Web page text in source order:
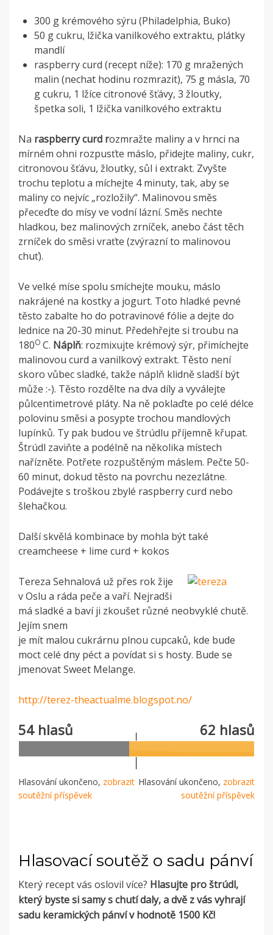
300 g krémového sýru (Philadelphia, Buko)
50 g cukru, lžička vanilkového extraktu, plátky
mandlí
raspberry curd (recept níže): 170 g mražených
malin (nechat hodinu rozmrazit), 75 g másla, 70
g cukru, 1 lžíce citronové šťávy, 3 žloutky,
špetka soli, 1 lžička vanilkového extraktu
Na raspberry curd rozmražte maliny a v hrnci na
mírném ohni rozpusťte máslo, přidejte maliny, cukr,
citronovou šťávu, žloutky, sůl i extrakt. Zvyšte
trochu teplotu a míchejte 4 minuty, tak, aby se
maliny co nejvíc „rozložily“. Malinovou směs
přeceďte do mísy ve vodní lázní. Směs nechte
hladkou, bez malinových zrníček, anebo část těch
zrníček do směsi vraťte (zvýrazní to malinovou
chuť).
Ve velké míse spolu smíchejte mouku, máslo
nakrájené na kostky a jogurt. Toto hladké pevné
těsto zabalte ho do potravinové fólie a dejte do
lednice na 20-30 minut. Předehřejte si troubu na
180O C. Náplň: rozmixujte krémový sýr, přimíchejte
malinovou curd a vanilkový extrakt. Těsto není
skoro vůbec sladké, takže náplň klidně sladší být
může :-). Těsto rozdělte na dva díly a vyválejte
půlcentimetrové pláty. Na ně poklaďte po celé délce
polovinu směsi a posypte trochou mandlových
lupínků. Ty pak budou ve štrúdlu příjemně křupat.
Štrúdl zaviňte a podélně na několika místech
nařízněte. Potřete rozpuštěným máslem. Pečte 50-
60 minut, dokud těsto na povrchu nezezlátne.
Podávejte s troškou zbylé raspberry curd nebo
šlehačkou.
Další skvělá kombinace by mohla být také
creamcheese + lime curd + kokos
Tereza Sehnalová už přes rok žije
v Oslu a ráda peče a vaří. Nejradši
má sladké a baví ji zkoušet různé neobvyklé chutě.
Jejím snem
je mít malou cukrárnu plnou cupcaků, kde bude
moct celé dny péct a povídat si s hosty. Bude se
jmenovat Sweet Melange.
http://terez-theactualme.blogspot.no/
54 hlasů 62 hlasů
Hlasování ukončeno, zobrazit
soutěžní příspěvek
Hlasování ukončeno, zobrazit
soutěžní příspěvek
Hlasovací soutěž o sadu pánví
Který recept vás oslovil více? Hlasujte pro štrúdl,
který byste si samy s chutí daly, a dvě z vás vyhrají
sadu keramických pánví v hodnotě 1500 Kč!